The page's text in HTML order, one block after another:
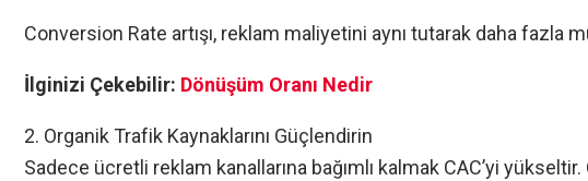
Conversion Rate artışı, reklam maliyetini aynı tutarak daha fazla
İlginizi Çekebilir: Dönüşüm Oranı Nedir
2. Organik Trafik Kaynaklarını Güçlendirin
Sadece ücretli reklam kanallarına bağımlı kalmak CAC’yi